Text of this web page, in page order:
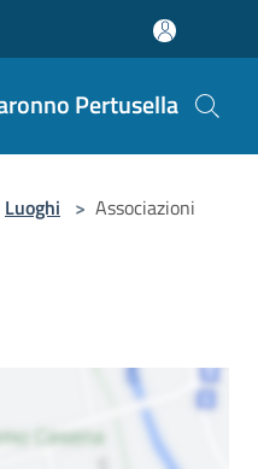
Pertusella
Luoghi > Associazioni